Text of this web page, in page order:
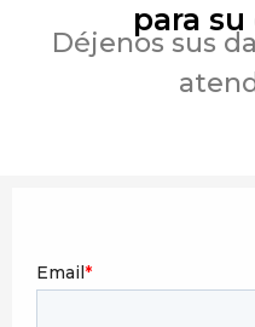
para
Déjenos sus